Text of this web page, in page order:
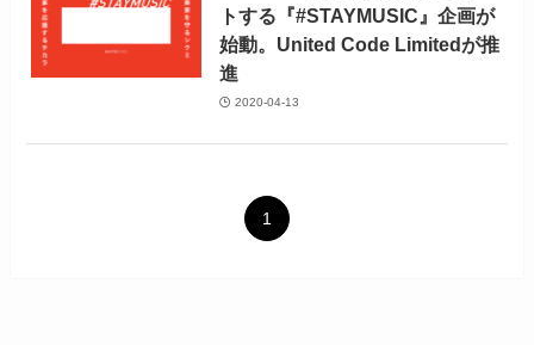
トする『#STAYMUSIC』企画が
始動。United Code Limitedが推
進
2020-04-13
1